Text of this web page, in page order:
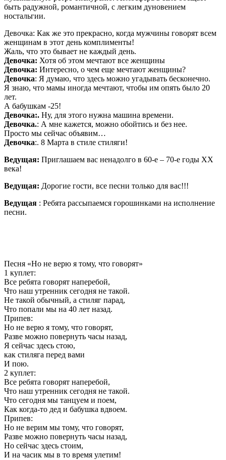
быть радужной, романтичной, с легким дуновением
ностальгии.
Девочка: Как же это прекрасно, когда мужчины говорят всем
женщинам в этот день комплименты!
Жаль, что это бывает не каждый день.
Девочка: Хотя об этом мечтают все женщины
Девочка: Интересно, о чем еще мечтают женщины?
Девочка: Я думаю, что здесь можно угадывать бесконечно.
Я знаю, что мамы иногда мечтают, чтобы им опять было 20
лет.
А бабушкам -25!
Девочка:. Ну, для этого нужна машина времени.
Девочка.: А мне кажется, можно обойтись и без нее.
Просто мы сейчас объявим…
Девочка:. 8 Марта в стиле стиляги!
Ведущая: Приглашаем вас ненадолго в 60-е – 70-е годы ХХ
века!
Ведущая: Дорогие гости, все песни только для вас!!!
Ведущая : Ребята рассыпаемся горошинками на исполнение
песни.
Песня «Но не верю я тому, что говорят»
1 куплет:
Все ребята говорят наперебой,
Что наш утренник сегодня не такой.
Не такой обычный, а стиляг парад,
Что попали мы на 40 лет назад.
Припев:
Но не верю я тому, что говорят,
Разве можно повернуть часы назад,
Я сейчас здесь стою,
как стиляга перед вами
И пою.
2 куплет:
Все ребята говорят наперебой,
Что наш утренник сегодня не такой.
Что сегодня мы танцуем и поем,
Как когда-то дед и бабушка вдвоем.
Припев:
Но не верим мы тому, что говорят,
Разве можно повернуть часы назад,
Но сейчас здесь стоим,
И на часик мы в то время улетим!